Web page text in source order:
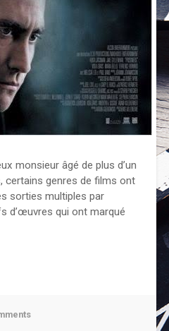
monsieur âgé de plus d’un
certains genres de films ont
sorties multiples par
d’œuvres qui ont marqué